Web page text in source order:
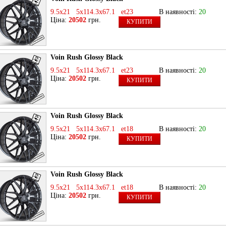
9.5x21 5x114.3x67.1 et23
В наявності: 20
Ціна: 20502 грн. КУПИТИ
Voin Rush Glossy Black
9.5x21 5x114.3x67.1 et23
В наявності: 20
Ціна: 20502 грн. КУПИТИ
Voin Rush Glossy Black
9.5x21 5x114.3x67.1 et18
В наявності: 20
Ціна: 20502 грн. КУПИТИ
Voin Rush Glossy Black
9.5x21 5x114.3x67.1 et18
В наявності: 20
Ціна: 20502 грн. КУПИТИ